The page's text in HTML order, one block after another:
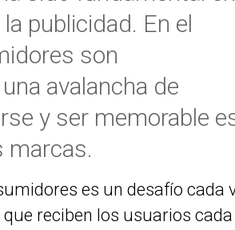
publicidad. En el
son
avalancha de
y ser memorable
marcas.
es un desafío cada
reciben los usuarios cada